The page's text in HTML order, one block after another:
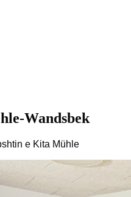
Wandsbek
e Kita Mühle